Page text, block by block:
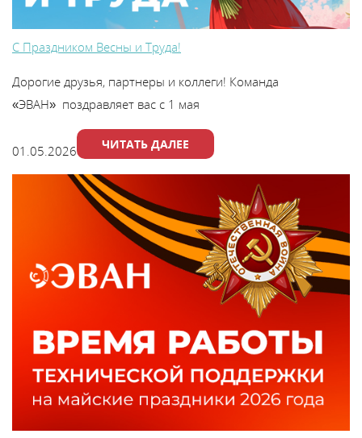
С Праздником Весны и Труда!
Дорогие друзья, партнеры и коллеги! Команда
«ЭВАН» поздравляет вас с 1 мая
01.05.2026 ЧИТАТЬ ДАЛЕЕ